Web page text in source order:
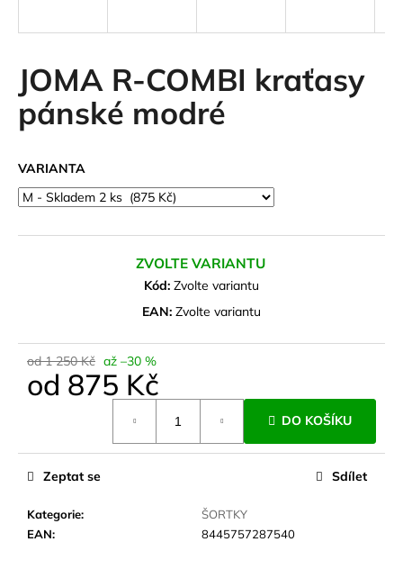
JOMA R-COMBI kraťasy
pánské modré
VARIANTA
ZVOLTE VARIANTU
Kód: Zvolte variantu
EAN: Zvolte variantu
od 1 250 Kč až –30 %
od 875 Kč
DO KOŠÍKU
Kategorie:
ŠORTKY
EAN: 8445757287540
Zeptat se Sdílet
í
t
?
HLEDAT
o
u
m